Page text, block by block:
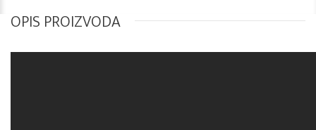
OPIS PROIZVODA